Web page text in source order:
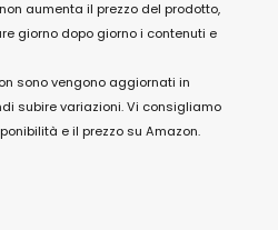
aumenta il prezzo del prodotto,
giorno dopo giorno i contenuti e
sono vengono aggiornati in
subire variazioni. Vi consigliamo
e il prezzo su Amazon.